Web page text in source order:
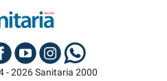
- 2026 Sanitaria 2000